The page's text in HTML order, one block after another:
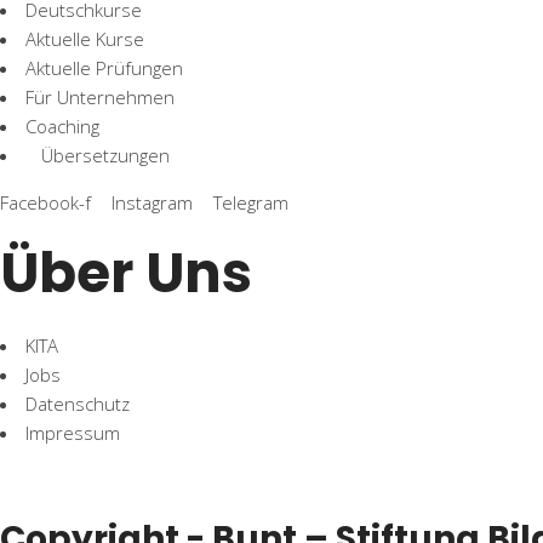
Deutschkurse
Aktuelle Kurse
Aktuelle Prüfungen
Für Unternehmen
Coaching
Übersetzungen
Facebook-f
Instagram Telegram
Über Uns
KITA
Jobs
Datenschutz
Impressum